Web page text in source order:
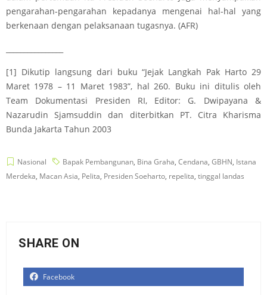
pengarahan-pengarahan kepadanya mengenai hal-hal yang
berkenaan dengan pelaksanaan tugasnya. (AFR)
[1] Dikutip langsung dari buku “Jejak Langkah Pak Harto 29
Maret 1978 – 11 Maret 1983”, hal 260. Buku ini ditulis oleh
Team Dokumentasi Presiden RI, Editor: G. Dwipayana &
Nazarudin Sjamsuddin dan diterbitkan PT. Citra Kharisma
Bunda Jakarta Tahun 2003
Nasional Bapak Pembangunan, Bina Graha, Cendana, GBHN, Istana
Merdeka, Macan Asia, Pelita, Presiden Soeharto, repelita, tinggal landas
SHARE ON
Facebook